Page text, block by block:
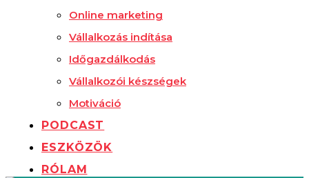
Online marketing
Vállalkozás indítása
Időgazdálkodás
Vállalkozói készségek
Motiváció
PODCAST
ESZKÖZÖK
RÓLAM